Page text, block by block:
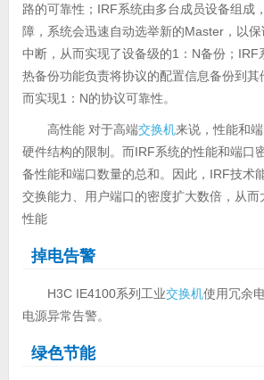
路的可靠性；IRF系统由多台成员设备组成
障，系统会迅速自动选举新的Master，以
中断，从而实现了设备级的1：N备份；IRF
热备份功能负责将协议的配置信息备份到其
而实现1：N的协议可靠性。
高性能 对于高端交换机来说，性能和
硬件结构的限制。而IRF系统的性能和端口
备性能和端口数量的总和。因此，IRF技术
交换能力、用户端口的密度扩大数倍，从而
性能
掉电告警
H3C IE4100系列工业交换机使用冗余
电源异常告警。
绿色节能